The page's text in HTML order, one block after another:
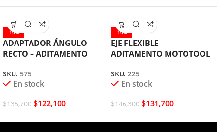
-10%
ADAPTADOR ÁNGULO
RECTO – ADITAMENTO
(575)
SKU: 575
En stock
$135,700 $122,100
-10%
EJE FLEXIBLE –
ADITAMENTO MOTOTOOL
SKU: 225
En stock
$146,300 $131,700